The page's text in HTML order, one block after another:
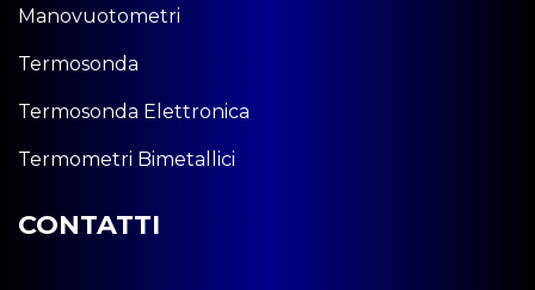
Manovuotometri
Termosonda
Termosonda Elettronica
Termometri Bimetallici
CONTATTI